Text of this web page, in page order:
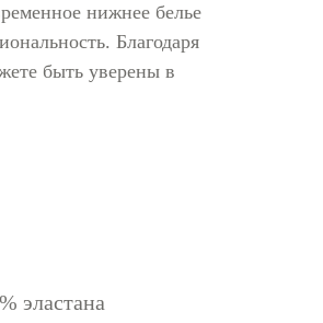
нижнее белье
Благодаря
быть уверены в
эластана